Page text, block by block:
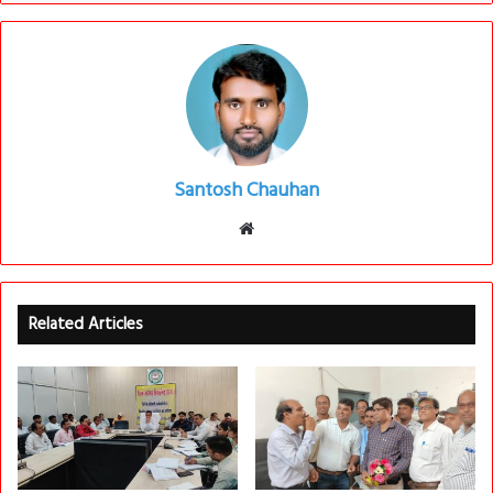
Santosh Chauhan
Related Articles